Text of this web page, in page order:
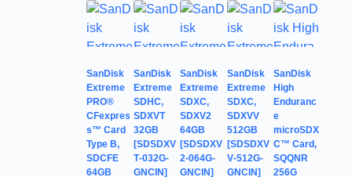
SanDisk
Extreme
PRO®
CFexpres
s™ Card
Type B,
SDCFE
64GB
SanDisk
Extreme
SDHC,
SDXVT
32GB
[SDSDXV
T-032G-
GNCIN]
SanDisk
Extreme
SDXC,
SDXV2
64GB
[SDSDXV
2-064G-
GNCIN]
SanDisk
Extreme
SDXC,
SDXVV
512GB
[SDSDXV
V-512G-
GNCIN]
SanDisk
High
Enduranc
e
microSDX
C™ Card,
SQQNR
256G